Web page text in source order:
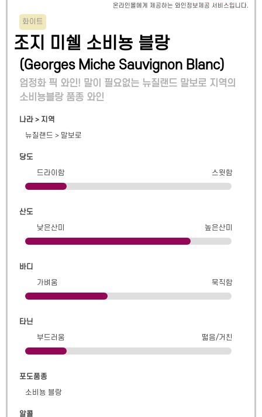
온라인몰에게 제공하는 와인정보제공 서비스입니다.
화이트
조지 미쉘 소비뇽 블랑
(Georges Miche Sauvignon Blanc)
엄정화 픽 와인! 말이 필요없는 뉴질랜드 말보로 지역의
소비뇽블랑 품종 와인
나라 > 지역
뉴질랜드 > 말보로
당도
드라이함
스윗함
산도
낮은산미
높은산미
바디
가벼움
묵직함
타닌
부드러움
떫음/거친
포도품종
소비뇽 블랑
알콜